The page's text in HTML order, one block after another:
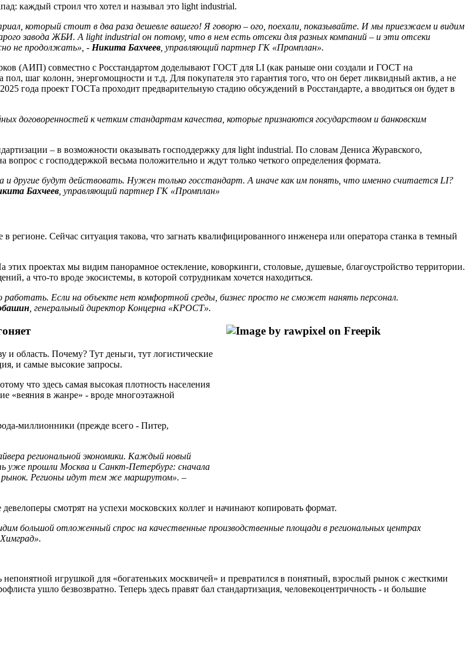
каждый строил что хотел и называл это light industrial.
который стоит в два раза дешевле вашего! Я говорю – ого, поехали, показывайте. И мы приезжаем и видим
завода ЖБИ. А light industrial он потому, что в нем есть отсеки для разных компаний – и эти отсеки
не продолжать», - Никита Бахчеев управляющий партнер ГК «Промплан».
(АИП) совместно с Росстандартом доделывают ГОСТ для LI (как раньше они создали и ГОСТ на
пол, шаг колонн, энергомощности и т.д. Для покупателя это гарантия того, что он берет ликвидный актив, а не
года проект ГОСТа проходит предварительную стадию обсуждений в Росстандарте, а вводиться он будет в
договоренностей кчетким стандартам качества, которые признаются государством и банковским
– в возможности оказывать господдержку для light industrial. По словам Дениса Журавского,
с господдержкой весьма положительно и ждут только четкого определения формата.
и другие будут действовать. Нужен только госстандарт. А иначе каким понять, что именно считается LI?
Бахчеев управляющий партнер ГК «Промплан»
регионе. Сейчас ситуация такова, что загнать квалифицированного инженера или оператора станка в темный
проектах мы видим панорамное остекление, коворкинги, столовые, душевые, благоустройство территории.
а что-то вроде экосистемы, в которой сотрудникам хочется находиться.
работать. Если на объекте нет комфортной среды, бизнес просто не сможет нанять персонал.
генеральный директор Концерна «КРОСТ».
область. Почему? Тут деньги, тут логистические
и самые высокие запросы.
что здесь самая высокая плотность населения
«веяния в жанре» - вроде многоэтажной
миллионники (прежде всего - Питер,
региональной экономики. Каждый новый
уже прошли Москва и Санкт-Петербург: сначала
рынок. Регионы идут тем же маршрутом». –
смотрят на успехи московских коллег и начинают копировать формат.
большой отложенный спрос на качественные производственные площади в региональных центрах
игрушкой для «богатеньких москвичей» и превратился в понятный, взрослый рынок с жесткими
ушло безвозвратно. Теперь здесь правят бал стандартизация, человекоцентричность - и большие